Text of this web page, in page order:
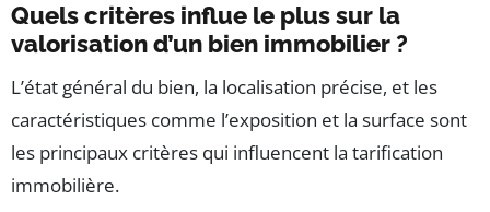
Quels critères influe le plus sur la
valorisation d’un bien immobilier ?
L’état général du bien, la localisation précise, et les
caractéristiques comme l’exposition et la surface sont
les principaux critères qui influencent la tarification
immobilière.